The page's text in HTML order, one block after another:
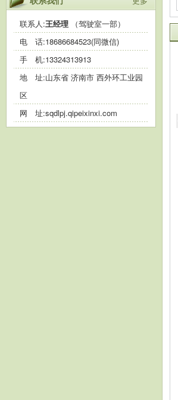
联系人:王经理 （驾驶室一部）
电 话:18686684523(同微信)
手 机:13324313913
地 址:山东省 济南市 西外环工业园
区
网 址:sqdlpj.qipeixinxi.com